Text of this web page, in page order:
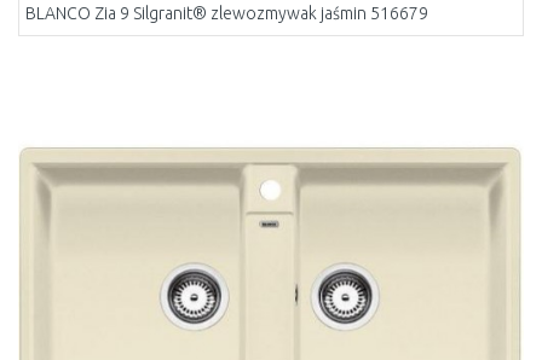
BLANCO Zia 9 Silgranit® zlewozmywak jaśmin 516679